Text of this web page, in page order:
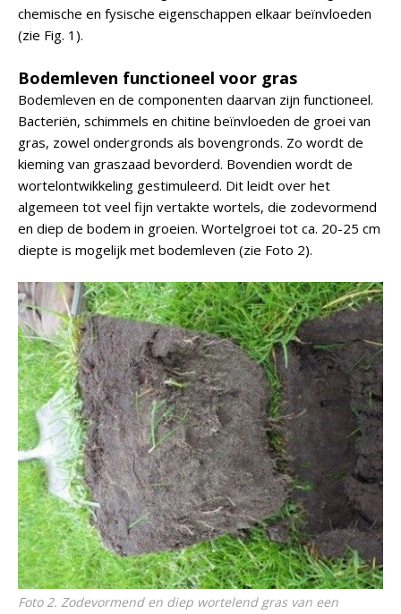
chemische en fysische eigenschappen elkaar beïnvloeden
(zie Fig. 1).
Bodemleven functioneel voor gras
Bodemleven en de componenten daarvan zijn functioneel.
Bacteriën, schimmels en chitine beïnvloeden de groei van
gras, zowel ondergronds als bovengronds. Zo wordt de
kieming van graszaad bevorderd. Bovendien wordt de
wortelontwikkeling gestimuleerd. Dit leidt over het
algemeen tot veel fijn vertakte wortels, die zodevormend
en diep de bodem in groeien. Wortelgroei tot ca. 20-25 cm
diepte is mogelijk met bodemleven (zie Foto 2).
Foto 2. Zodevormend en diep wortelend gras van een